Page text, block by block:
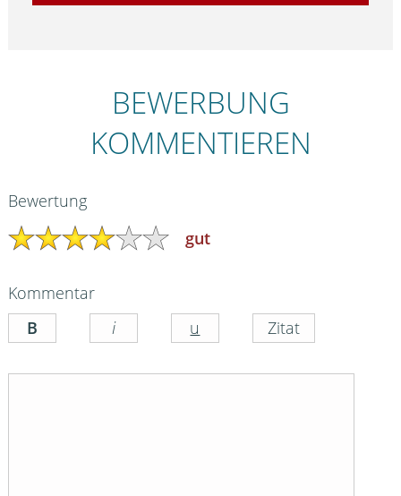
BEWERBUNG
KOMMENTIEREN
Bewertung
gut
Kommentar